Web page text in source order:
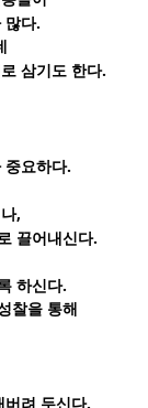
많다.
삼기도 한다.
중요하다.
,
끌어내신다.
하신다.
찰을 통해
버려 두신다.